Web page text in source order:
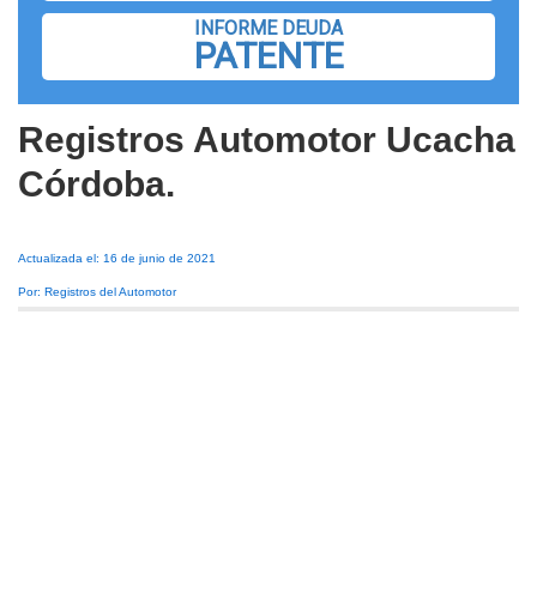
INFORME DEUDA
PATENTE
Registros Automotor Ucacha
Córdoba.
Actualizada el: 16 de junio de 2021
Por: Registros del Automotor